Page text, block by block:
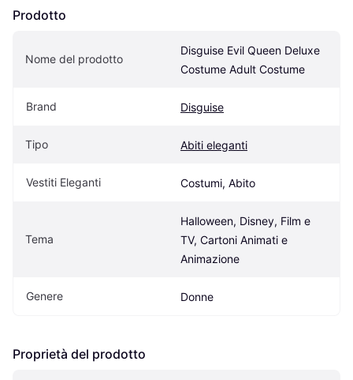
Prodotto
Nome del prodotto
Disguise Evil Queen Deluxe
Costume Adult Costume
Brand Disguise
Tipo Abiti eleganti
Vestiti Eleganti Costumi, Abito
Tema
Halloween, Disney, Film e
TV, Cartoni Animati e
Animazione
Genere Donne
Proprietà del prodotto